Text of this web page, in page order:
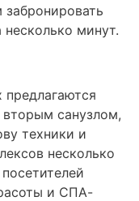
минут.
предлагаются
санузлом,
техники и
несколько
и СПА-